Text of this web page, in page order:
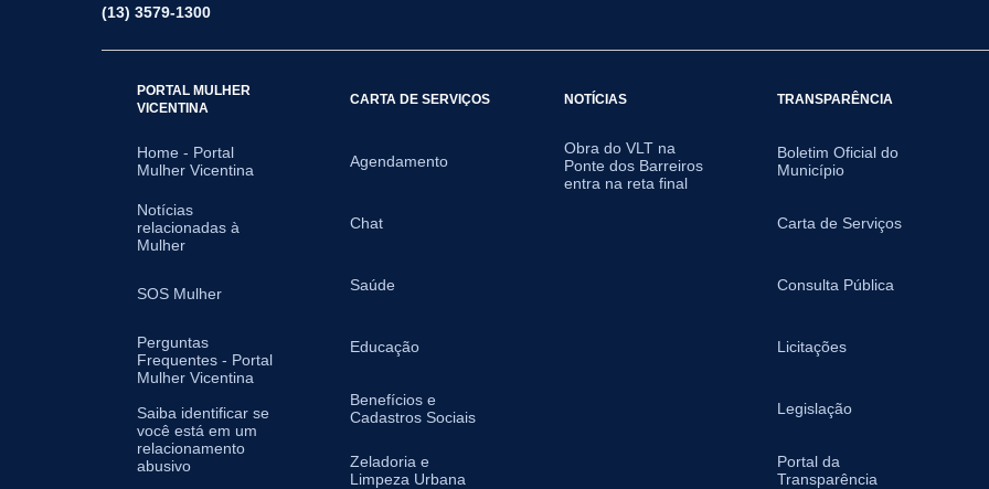
(13) 3579-1300
PORTAL MULHER
VICENTINA
Home - Portal
Mulher Vicentina
Notícias
relacionadas à
Mulher
SOS Mulher
Perguntas
Frequentes - Portal
Mulher Vicentina
Saiba identificar se
você está em um
relacionamento
abusivo
CARTA DE SERVIÇOS
Agendamento
Chat
Saúde
Educação
Benefícios e
Cadastros Sociais
Zeladoria e
Limpeza Urbana
NOTÍCIAS
Obra do VLT na
Ponte dos Barreiros
entra na reta final
TRANSPARÊNCIA
Boletim Oficial do
Município
Carta de Serviços
Consulta Pública
Licitações
Legislação
Portal da
Transparência